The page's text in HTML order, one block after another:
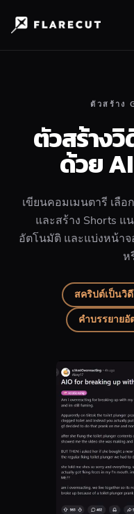
ตัวสร้าง
ตัวสร้าง
ด้วย
เขียนคอมเมนตารี เลือ
และสร้าง Shorts แ
อัตโนมัติ และแบ่งหน้า
ห
สคริปต์เป็นวิ
คำบรรยาย